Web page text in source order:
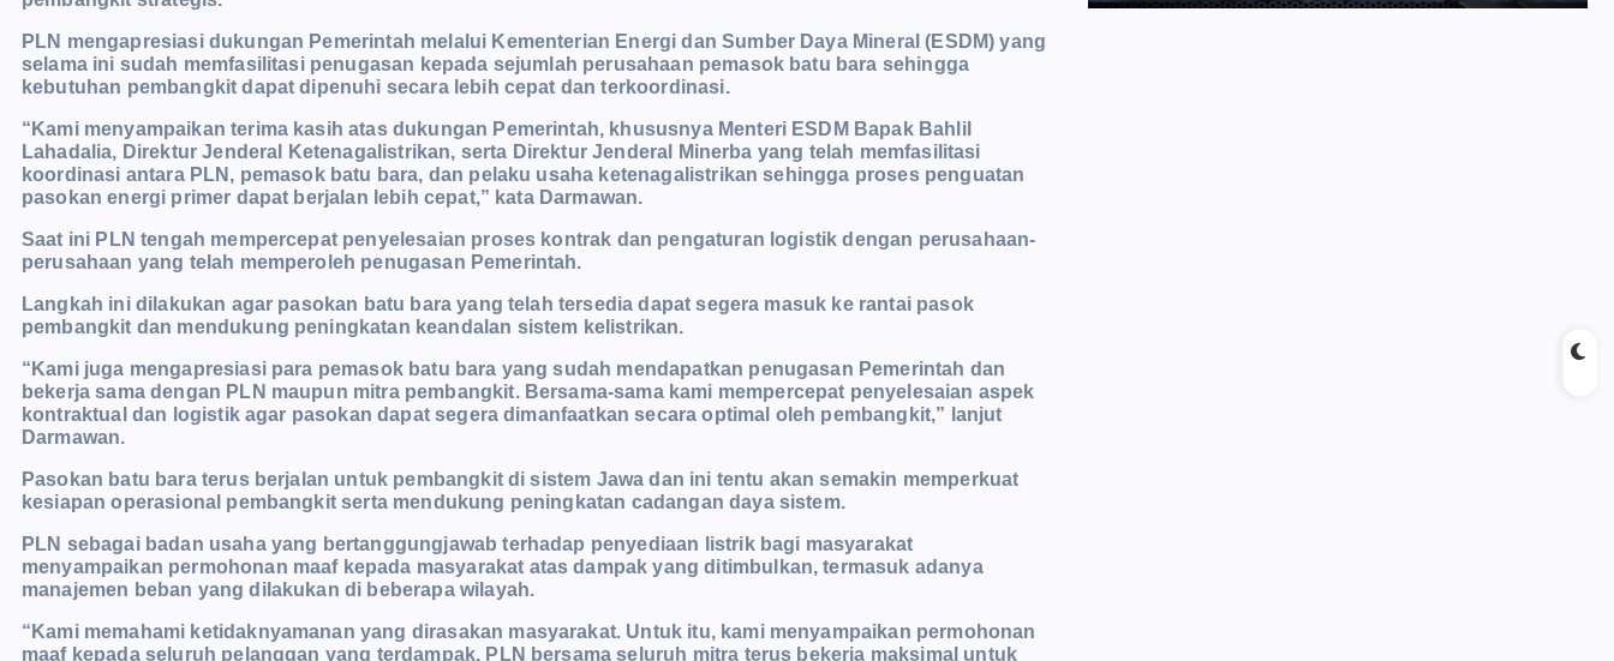
PLN mengapresiasi dukungan Pemerintah melalui Kementerian Energi dan Sumber Daya Mineral (ESDM) yang
selama ini sudah memfasilitasi penugasan kepada sejumlah perusahaan pemasok batu bara sehingga
kebutuhan pembangkit dapat dipenuhi secara lebih cepat dan terkoordinasi.
“Kami menyampaikan terima kasih atas dukungan Pemerintah, khususnya Menteri ESDM Bapak Bahlil
Lahadalia, Direktur Jenderal Ketenagalistrikan, serta Direktur Jenderal Minerba yang telah memfasilitasi
koordinasi antara PLN, pemasok batu bara, dan pelaku usaha ketenagalistrikan sehingga proses penguatan
pasokan energi primer dapat berjalan lebih cepat,” kata Darmawan.
Saat ini PLN tengah mempercepat penyelesaian proses kontrak dan pengaturan logistik dengan perusahaan-
perusahaan yang telah memperoleh penugasan Pemerintah.
Langkah ini dilakukan agar pasokan batu bara yang telah tersedia dapat segera masuk ke rantai pasok
pembangkit dan mendukung peningkatan keandalan sistem kelistrikan.
“Kami juga mengapresiasi para pemasok batu bara yang sudah mendapatkan penugasan Pemerintah dan
bekerja sama dengan PLN maupun mitra pembangkit. Bersama-sama kami mempercepat penyelesaian aspek
kontraktual dan logistik agar pasokan dapat segera dimanfaatkan secara optimal oleh pembangkit,” lanjut
Darmawan.
Pasokan batu bara terus berjalan untuk pembangkit di sistem Jawa dan ini tentu akan semakin memperkuat
kesiapan operasional pembangkit serta mendukung peningkatan cadangan daya sistem.
PLN sebagai badan usaha yang bertanggungjawab terhadap penyediaan listrik bagi masyarakat
menyampaikan permohonan maaf kepada masyarakat atas dampak yang ditimbulkan, termasuk adanya
manajemen beban yang dilakukan di beberapa wilayah.
“Kami memahami ketidaknyamanan yang dirasakan masyarakat. Untuk itu, kami menyampaikan permohonan
maaf kepada seluruh pelanggan yang terdampak. PLN bersama seluruh mitra terus bekerja maksimal untuk